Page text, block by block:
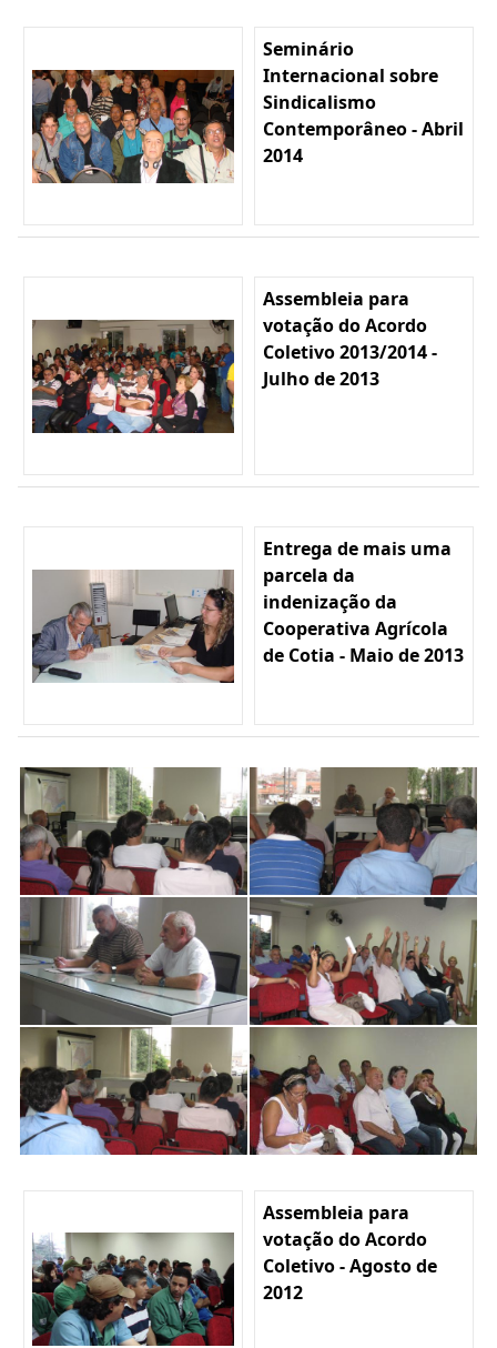
Seminário
Internacional sobre
Sindicalismo
Contemporâneo - Abril
2014
Assembleia para
votação do Acordo
Coletivo 2013/2014 -
Julho de 2013
Entrega de mais uma
parcela da
indenização da
Cooperativa Agrícola
de Cotia - Maio de 2013
Assembleia para
votação do Acordo
Coletivo - Agosto de
2012